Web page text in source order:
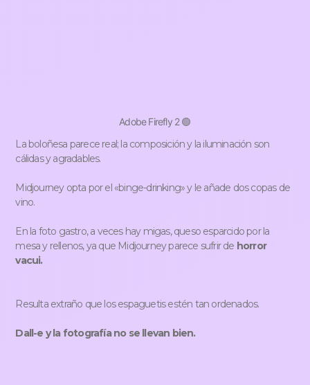
Adobe Firefly 2 🟢
La boloñesa parece real; la composición y la iluminación son
cálidas y agradables.
Midjourney opta por el «binge-drinking» y le añade dos copas de
vino.
En la foto gastro, a veces hay migas, queso esparcido por la
mesa y rellenos, ya que Midjourney parece sufrir de horror
vacui.
Resulta extraño que los espaguetis estén tan ordenados.
Dall-e y la fotografía no se llevan bien.